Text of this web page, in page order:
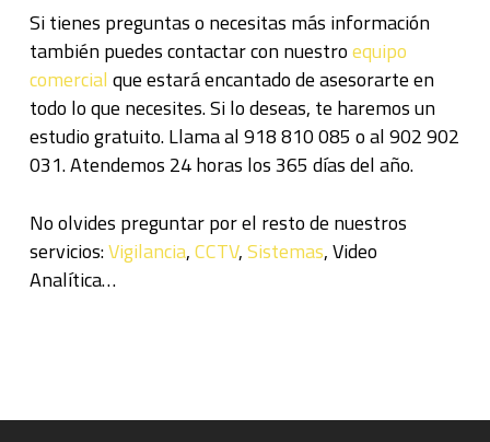
Si tienes preguntas o necesitas más información
también puedes contactar con nuestroequipo
comercial que estará encantado de asesorarte en
todo lo que necesites. Si lo deseas, te haremos un
estudio gratuito. Llama al 918 810 085 o al 902 902
031. Atendemos 24 horas los 365 días del año.
No olvides preguntar por el resto de nuestros
servicios:Vigilancia,CCTV,Sistemas, Video
Analítica…